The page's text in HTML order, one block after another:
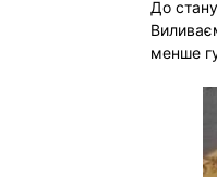
До
менше